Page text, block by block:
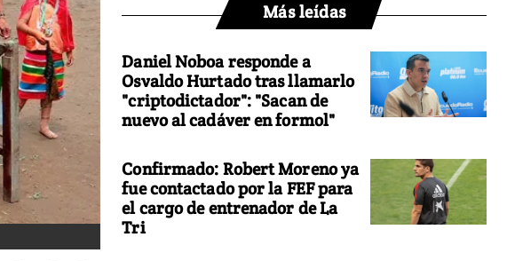
Más leídas
Daniel Noboa responde a
Osvaldo Hurtado tras llamarlo
"criptodictador": "Sacan de
nuevo al cadáver en formol"
Confirmado: Robert Moreno ya
fue contactado por la FEF para
el cargo de entrenador de La
Tri